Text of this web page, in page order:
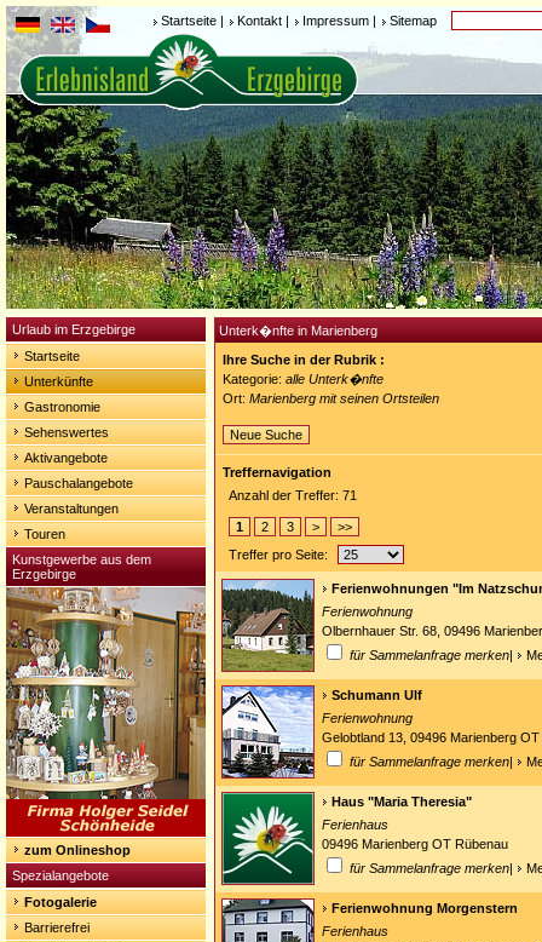
Startseite | Kontakt | Impressum | Sitemap
Urlaub im Erzgebirge
Startseite
Unterkünfte
Gastronomie
Sehenswertes
Aktivangebote
Pauschalangebote
Veranstaltungen
Touren
Kunstgewerbe aus dem
Erzgebirge
zum Onlineshop
Spezialangebote
Fotogalerie
Barrierefrei
Unterk�nfte in Marienberg
Ihre Suche in der Rubrik :
Kategorie: alle Unterk�nfte
Ort: Marienberg mit seinen Ortsteilen
Neue Suche
Treffernavigation
Anzahl der Treffer: 71
1 2 3 >
>>
Treffer pro Seite:
Ferienwohnungen "Im
Ferienwohnung
Olbernhauer Str. 68, 09496
für Sammelanfrage merken|
Schumann Ulf
Ferienwohnung
Gelobtland 13, 09496 Marienberg
für Sammelanfrage merken|
Haus "Maria Theresia"
Ferienhaus
09496 Marienberg OT Rübenau
für Sammelanfrage merken|
Ferienwohnung Morgenstern
Ferienhaus